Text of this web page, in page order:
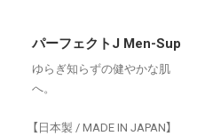
パーフェクトJ Men-Sup
ゆらぎ知らずの健やかな肌
へ。
【日本製 / MADE IN JAPAN】